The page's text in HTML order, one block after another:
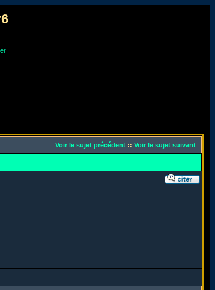
Voir le sujet précédent :: Voir le sujet suivant